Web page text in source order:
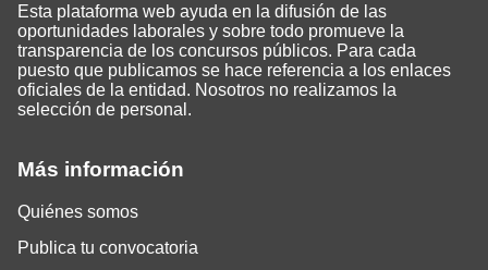
Más información
Quiénes somos
Publica tu convocatoria
Esta plataforma web ayuda en la difusión de las
oportunidades laborales y sobre todo promueve la
transparencia de los concursos públicos. Para cada
puesto que publicamos se hace referencia a los enlaces
oficiales de la entidad. Nosotros no realizamos la
selección de personal.